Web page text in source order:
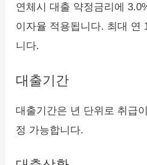
연체시 대출 약정금리에
이자율 적용됩니다. 최대 연
니다.
대출기간
대출기간은 년 단위로 취급
정 가능합니다.